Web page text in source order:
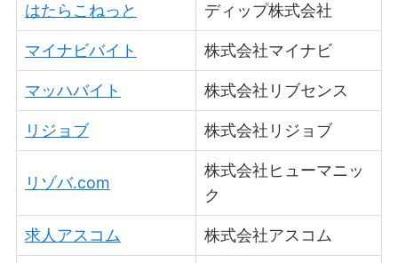
はたらこねっと ディップ株式会社
マイナビバイト 株式会社マイナビ
マッハバイト 株式会社リブセンス
リジョブ 株式会社リジョブ
リゾバ.com
株式会社ヒューマニッ
ク
求人アスコム 株式会社アスコム